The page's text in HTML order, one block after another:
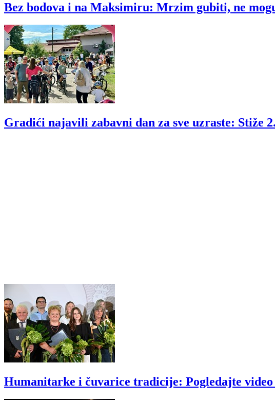
Bez bodova i na Maksimiru: Mrzim gubiti, ne
Gradići najavili zabavni dan za sve uzraste:
Humanitarke i čuvarice tradicije: Pogledajte